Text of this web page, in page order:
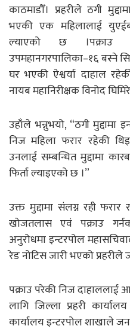
काठमाडौँ। प्रहरीले ठगी
भएकी एक महिलालाई
ल्याएको छ ।पक्राउ
उपमहानगरपालिका–१६ बस्ने
घर भएकी ऐश्वर्या दाहाल
नायब महानिरीक्षक विनोद
उहाँले भन्नुभयो, “ठगी मुद्दामा
निज महिला फरार रहेकी
उनलाई सम्बन्धित मुद्दामा
फिर्ता ल्याइएको छ ।”
उक्त मुद्दामा संलग्न रही फरार
खोजतलास एवं पक्राउ
अनुरोधमा इन्टरपोल
रेड नोटिस जारी भएको
पक्राउ परेकी निज
लागि जिल्ला प्रहरी
कार्यालय इन्टरपोल शाखाले